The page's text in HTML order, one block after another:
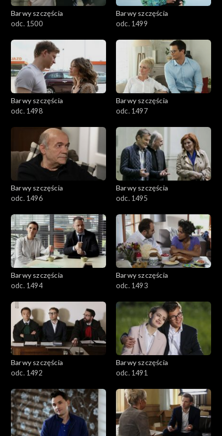
3001-3100
2901-3000
2801–2900
2701–2800
2501–2600
2401–2500
2301–2400
2201–2300
2101–2200
2001–2100
1801–1900
1701–1800
1601–1700
1501–1600
1401–1500
Barwy szczęścia
odc. 1500
Barwy szczęścia
odc. 1499
Barwy szczęścia
odc. 1498
Barwy szczęścia
odc. 1497
Barwy szczęścia
odc. 1496
Barwy szczęścia
odc. 1495
Barwy szczęścia
odc. 1494
Barwy szczęścia
odc. 1493
Barwy szczęścia
odc. 1492
Barwy szczęścia
odc. 1491